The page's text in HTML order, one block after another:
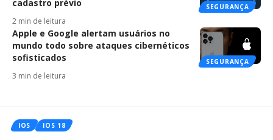
SEGURANÇA
cadastro prévio
2 min de leitura
SEGURANÇA
Apple e Google alertam usuários no
mundo todo sobre ataques cibernéticos
sofisticados
3 min de leitura
IOS IOS 18